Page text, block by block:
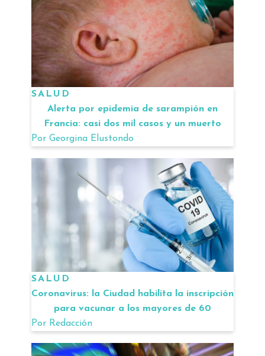
SALUD
Alerta por epidemia de sarampión en
Francia: casi dos mil casos y un muerto
Por Georgina Elustondo
SALUD
Coronavirus: la Ciudad habilita la inscripción
para vacunar a los mayores de 60
Por Redacción